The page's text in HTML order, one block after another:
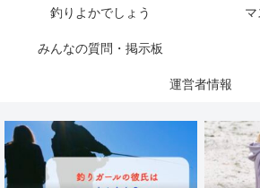
釣りよかでしょう
みんなの質問・掲示板
運営者情報